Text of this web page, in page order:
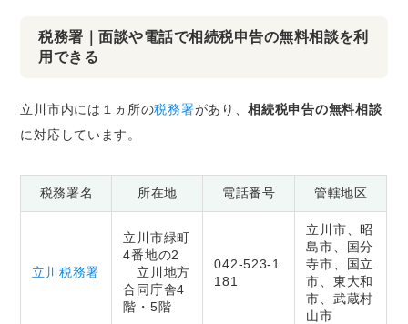
税務署｜面談や電話で相続税申告の無料相談を利
用できる
立川市内には１ヵ所の税務署があり、相続税申告の無料相談
に対応しています。
税務署名 所在地 電話番号 管轄地区
立川税務署
立川市緑町
4番地の2
立川地方
合同庁舎4
階・5階
042-523-1
181
立川市、昭
島市、国分
寺市、国立
市、東大和
市、武蔵村
山市